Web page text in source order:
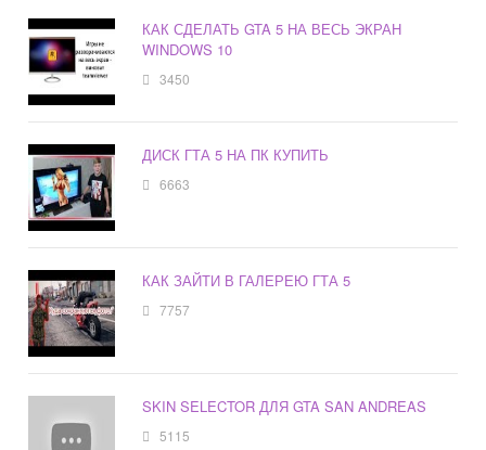
КАК СДЕЛАТЬ GTA 5 НА ВЕСЬ ЭКРАН
WINDOWS 10
3450
ДИСК ГТА 5 НА ПК КУПИТЬ
6663
КАК ЗАЙТИ В ГАЛЕРЕЮ ГТА 5
7757
SKIN SELECTOR ДЛЯ GTA SAN ANDREAS
5115